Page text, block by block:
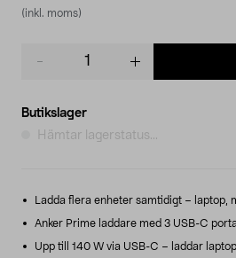
(inkl. moms)
Butikslager
Hämtar lagerstatus...
Ladda flera enheter samtidigt – laptop,
Anker Prime laddare med 3 USB-C
Upp till 140 W via USB-C – laddar